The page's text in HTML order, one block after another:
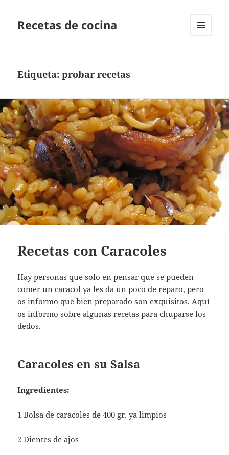
Recetas de cocina
Etiqueta:probar recetas
Recetas con Caracoles
Hay personas que solo en pensar que se pueden
comer un caracol ya les da un poco de reparo, pero
os informo que bien preparado son exquisitos. Aquí
os informo sobre algunas recetas para chuparse los
dedos.
Caracoles en su Salsa
Ingredientes:
1 Bolsa de caracoles de 400 gr. ya limpios
2 Dientes de ajos